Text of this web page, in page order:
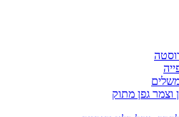
משלים
וצמר גפן מתוק